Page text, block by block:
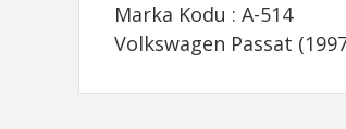
Marka Kodu : A-514
Volkswagen Passat